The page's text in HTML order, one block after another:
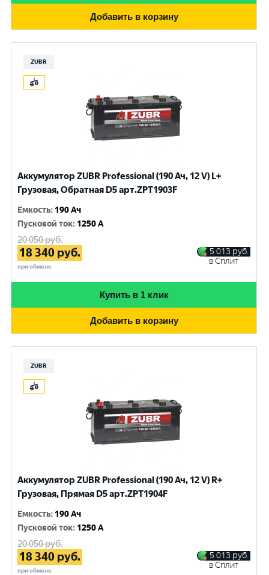
Добавить в корзину
ZUBR
Аккумулятор ZUBR Professional (190 Ач, 12 V) L+
Грузовая, Обратная D5 арт.ZPT1903F
Емкость: 190 Ач
Пусковой ток: 1250 A
20 050руб.
18 340 руб.
при обмене
5 013 руб.
в Сплит
Купить в 1 клик
Добавить в корзину
ZUBR
Аккумулятор ZUBR Professional (190 Ач, 12 V) R+
Грузовая, Прямая D5 арт.ZPT1904F
Емкость: 190 Ач
Пусковой ток: 1250 A
20 050руб.
18 340 руб.
при обмене
5 013 руб.
в Сплит